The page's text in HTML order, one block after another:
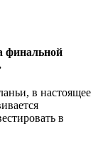
финальной
в настоящее
в